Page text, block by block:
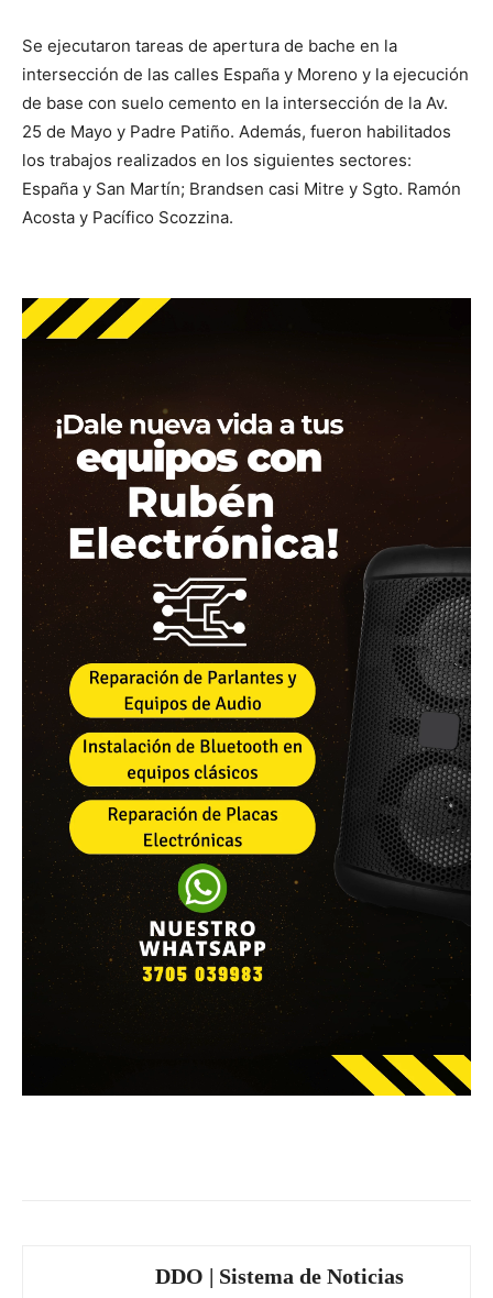
Se ejecutaron tareas de apertura de bache en la
intersección de las calles España y Moreno y la ejecución
de base con suelo cemento en la intersección de la Av.
25 de Mayo y Padre Patiño. Además, fueron habilitados
los trabajos realizados en los siguientes sectores:
España y San Martín; Brandsen casi Mitre y Sgto. Ramón
Acosta y Pacífico Scozzina.
DDO | Sistema de Noticias